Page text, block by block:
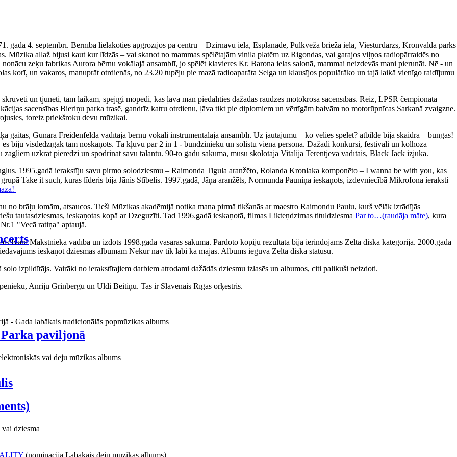
paviljonā
gada 4. septembrī. Bērnībā lielākoties apgrozījos pa centru – Dzirnavu iela, Esplanāde, Pulkveža brieža iela, Viesturdārzs, Kronvalda parks
Mūzika allaž bijusi kaut kur līdzās – vai skanot no mammas spēlētajām vinila platēm uz Rigondas, vai garajos viļņos radiopārraidēs no
zeķu fabrikas Aurora bērnu vokālajā ansamblī, jo spēlēt klavieres Kr. Barona ielas salonā, mammai neizdevās mani pierunāt. Nē - un
korī, un vakaros, manuprāt otrdienās, no 23.20 tupēju pie mazā radioaparāta Selga un klausījos populārāko un tajā laikā vienīgo raidījumu
un tjūnēti, tam laikam, spējīgi mopēdi, kas ļāva man piedalīties dažādas raudzes motokrosa sacensībās. Reiz, LPSR čempionāta
sacensības Bieriņu parka trasē, gandrīz katru otrdienu, ļāva tikt pie diplomiem un vērtīgām balvām no motorūpnīcas Sarkanā zvaigzne.
toreiz priekšroku devu mūzikai.
gaitas, Gunāra Freidenfelda vadītajā bērnu vokāli instrumentālajā ansamblī. Uz jautājumu – ko vēlies spēlēt? atbilde bija skaidra – bungas!
biju visdedzīgāk tam noskaņots. Tā kļuvu par 2 in 1 - bundzinieku un solistu vienā personā. Dažādi konkursi, festivāli un kolhoza
uzkrāt pieredzi un spodrināt savu talantu. 90-to gadu sākumā, mūsu skolotāja Vitālija Terentjeva vadītais, Black Jack izjuka.
1995.gadā ierakstīju savu pirmo solodziesmu – Raimonda Tigula aranžēto, Rolanda Kronlaka komponēto – I wanna be with you, kas
Take it such, kuras līderis bija Jānis Stībelis. 1997.gadā, Jāņa aranžēts, Normunda Pauniņa ieskaņots, izdevniecībā Mikrofona ieraksti
brāļu lomām, atsaucos. Tieši Mūzikas akadēmijā notika mana pirmā tikšanās ar maestro Raimondu Paulu, kurš vēlāk izrādījās
tautasdziesmas, ieskaņotas kopā ar Dzeguzīti. Tad 1996.gadā ieskaņotā, filmas Likteņdzirnas tituldziesma Par to…(raudāja māte), kura
"Vecā ratiņa" aptaujā.
Ivara Makstnieka vadībā un izdots 1998.gada vasaras sākumā. Pārdoto kopiju rezultātā bija ierindojams Zelta diska kategorijā. 2000.gadā
ieskaņot dziesmas albumam Nekur nav tik labi kā mājās. Albums ieguva Zelta diska statusu.
izpildītājs. Vairāki no ierakstītajiem darbiem atrodami dažādās dziesmu izlasēs un albumos, citi palikuši neizdoti.
Anriju Grinbergu un Uldi Beitiņu. Tas ir Slavenais Rīgas orķestris.
- Gada labākais tradicionālās popmūzikas albums
vai deju mūzikas albums
dziesma
(nominācijā Labākais deju mūzikas albums)